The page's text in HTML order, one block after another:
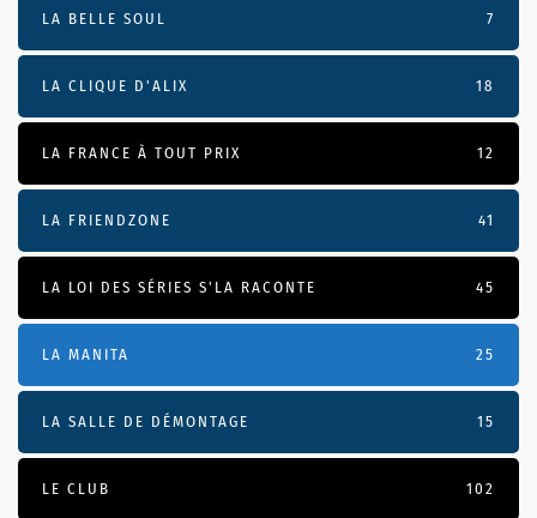
LA BELLE SOUL 7
LA CLIQUE D'ALIX 18
LA FRANCE À TOUT PRIX 12
LA FRIENDZONE 41
LA LOI DES SÉRIES S'LA RACONTE 45
LA MANITA 25
LA SALLE DE DÉMONTAGE 15
LE CLUB 102